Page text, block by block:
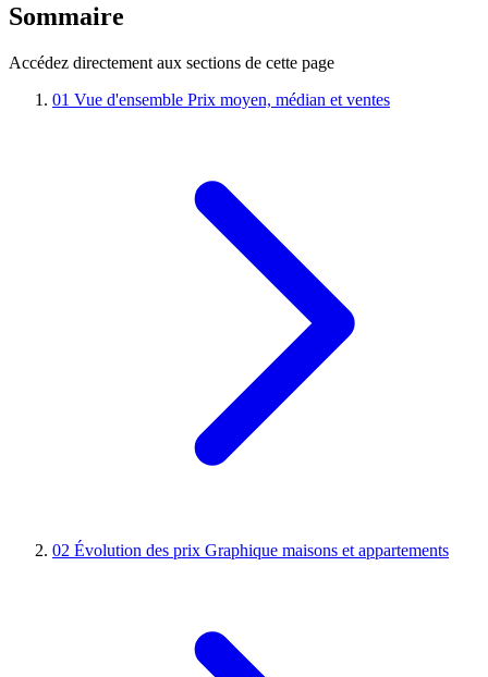
Sommaire
Accédez directement aux sections de cette page
01 Vue d'ensemble Prix moyen, médian et ventes
02 Évolution des prix Graphique maisons et appartements